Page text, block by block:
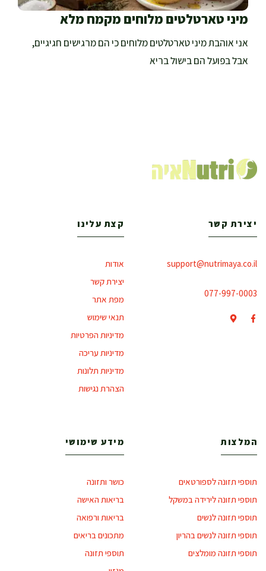
מיני טארטלטים מלוחים מקמח מלא
אני אוהבת מיני טארטלטים מלוחים כי הם מרגישים חגיגיים,
אבל בפועל הם בישול בריא
יצירת קשר
support@nutrimaya.co.il
077-997-0003
קצת עלינו
אודות
יצירת קשר
מפת אתר
תנאי שימוש
מדיניות הפרטיות
מדיניות עריכה
מדיניות תלונות
הצהרת נגישות
המלצות
תוספי תזונה לספורטאים
תוספי תזונה לירידה במשקל
תוספי תזונה לנשים
תוספי תזונה לנשים בהריון
תוספי תזונה מומלצים
מידע שימושי
כושר ותזונה
בריאות האישה
בריאות ורפואה
מתכונים בריאים
תוספי תזונה